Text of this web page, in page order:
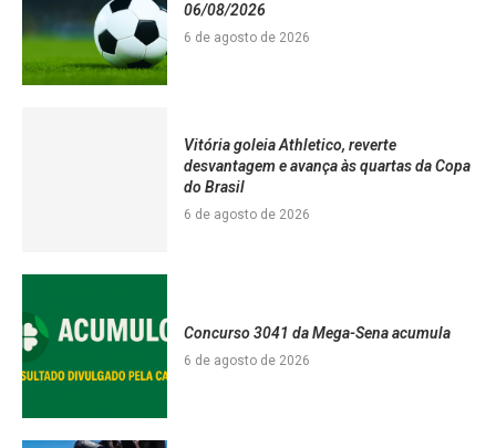
06/08/2026
6 de agosto de 2026
Vitória goleia Athletico, reverte
desvantagem e avança às quartas da Copa
do Brasil
6 de agosto de 2026
Concurso 3041 da Mega-Sena acumula
6 de agosto de 2026